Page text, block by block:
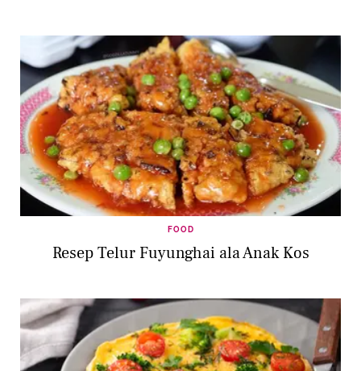
FOOD
Resep Telur Fuyunghai ala Anak Kos